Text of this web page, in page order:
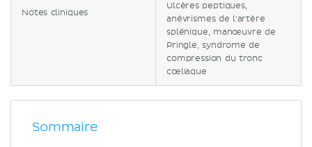
Notes cliniques
Ulcères peptiques,
anévrismes de l'artère
splénique, manœuvre de
Pringle, syndrome de
compression du tronc
cœliaque
Sommaire